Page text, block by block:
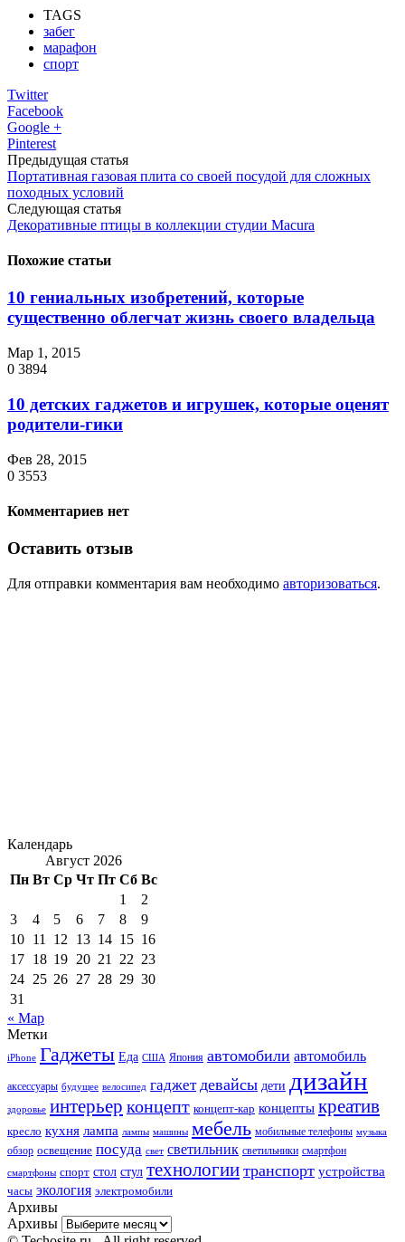
TAGS
забег
марафон
спорт
Twitter
Facebook
Google +
Pinterest
Предыдущая статья
Портативная газовая плита со своей посудой для сложных
походных условий
Следующая статья
Декоративные птицы в коллекции студии Macura
Похожие статьи
10 гениальных изобретений, которые
существенно облегчат жизнь своего владельца
Мар 1, 2015
0 3894
10 детских гаджетов и игрушек, которые оценят
родители-гики
Фев 28, 2015
0 3553
Комментариев нет
Оставить отзыв
Для отправки комментария вам необходимо авторизоваться.
Календарь
Август 2026
Пн Вт Ср Чт Пт Сб Вс
1
2
3
4 5 6 7 8
9
10 11 12 13 14 15 16
17 18 19 20 21 22 23
24 25 26 27 28 29 30
31
« Мар
Метки
iPhone Гаджеты Еда США Япония автомобили автомобиль
аксессуары будущее велосипед гаджет девайсы дети дизайн
здоровье интерьер концепт концепт-кар концепты креатив
кресло кухня лампа лампы машины мебель мобильные телефоны музыка
обзор освещение посуда свет светильник светильники смартфон
смартфоны спорт стол стул технологии транспорт устройства
часы экология электромобили
Архивы
Архивы